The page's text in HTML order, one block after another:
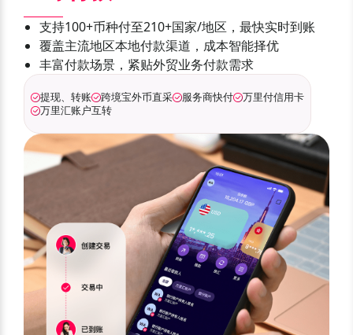
支持100+币种付至210+国家/地区，最快实时到账
覆盖主流地区本地付款渠道，成本智能择优
丰富付款场景，紧贴外贸业务付款需求
提现、转账 跨境宝外币直采 服务商快付
万里付信用卡
万里汇账户互转